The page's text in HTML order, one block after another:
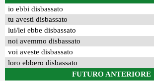
io ebbi disbassato
tu avesti disbassato
lui/lei ebbe disbassato
noi avemmo disbassato
voi aveste disbassato
loro ebbero disbassato
FUTURO ANTERIORE